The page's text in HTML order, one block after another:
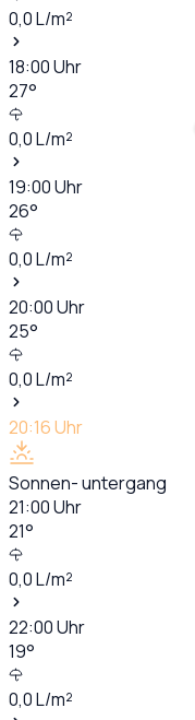
0,0L/m²
18:00Uhr
27°
0,0L/m²
19:00Uhr
26°
0,0L/m²
20:00Uhr
25°
0,0L/m²
20:16Uhr
Sonnen- untergang
21:00Uhr
21°
0,0L/m²
22:00Uhr
19°
0,0L/m²